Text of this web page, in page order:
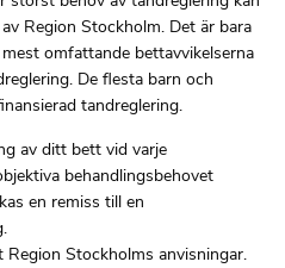
Region Stockholm. Det är bara
omfattande bettavvikelserna
De flesta barn och
tandreglering.
av ditt bett vid varje
behandlingsbehovet
en remiss till en
Region Stockholms anvisningar.